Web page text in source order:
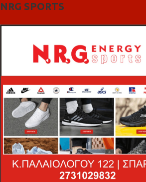
NRG SPORTS